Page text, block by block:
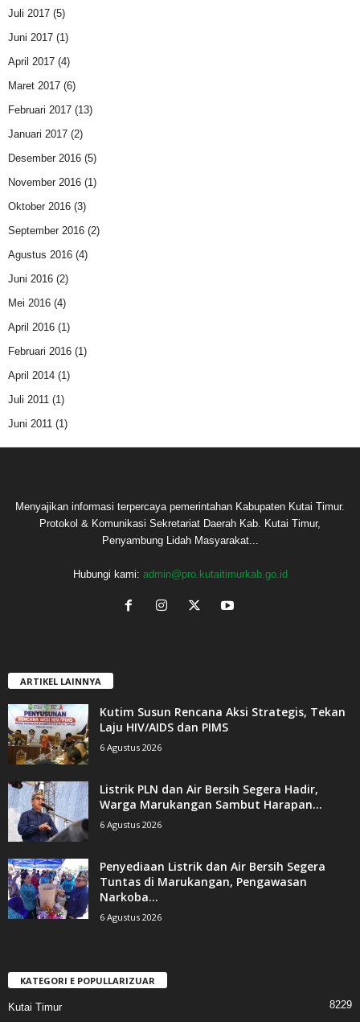
Juli 2017 (5)
Juni 2017 (1)
April 2017 (4)
Maret 2017 (6)
Februari 2017 (13)
Januari 2017 (2)
Desember 2016 (5)
November 2016 (1)
Oktober 2016 (3)
September 2016 (2)
Agustus 2016 (4)
Juni 2016 (2)
Mei 2016 (4)
April 2016 (1)
Februari 2016 (1)
April 2014 (1)
Juli 2011 (1)
Juni 2011 (1)
Menyajikan informasi terpercaya pemerintahan Kabupaten Kutai Timur.
Protokol & Komunikasi Sekretariat Daerah Kab. Kutai Timur,
Penyambung Lidah Masyarakat...
Hubungi kami: admin@pro.kutaitimurkab.go.id
ARTIKEL LAINNYA
Kutim Susun Rencana Aksi Strategis, Tekan
Laju HIV/AIDS dan PIMS
6 Agustus 2026
Listrik PLN dan Air Bersih Segera Hadir,
Warga Marukangan Sambut Harapan...
6 Agustus 2026
Penyediaan Listrik dan Air Bersih Segera
Tuntas di Marukangan, Pengawasan
Narkoba...
6 Agustus 2026
KATEGORI E POPULLARIZUAR
Kutai Timur 8229